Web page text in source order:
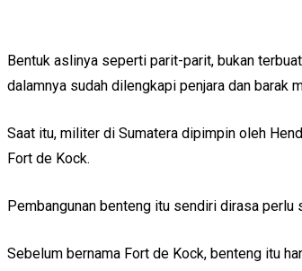
Bentuk aslinya seperti parit-parit, bukan
dalamnya sudah dilengkapi penjara dan barak
Saat itu, militer di Sumatera dipimpin oleh
Fort de Kock.
Pembangunan benteng itu sendiri dirasa
Sebelum bernama Fort de Kock, benteng itu